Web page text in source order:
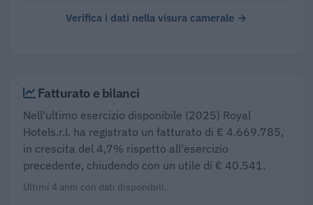
Verifica i dati nella visura camerale →
Fatturato e bilanci
Nell'ultimo esercizio disponibile (2025) Royal
Hotels.r.l. ha registrato un fatturato di € 4.669.785,
in crescita del 4,7% rispetto all'esercizio
precedente, chiudendo con un utile di € 40.541.
Ultimi 4 anni con dati disponibili.